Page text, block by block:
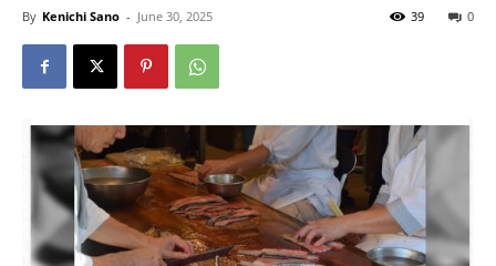
By Kenichi Sano - June 30, 2025 0
39